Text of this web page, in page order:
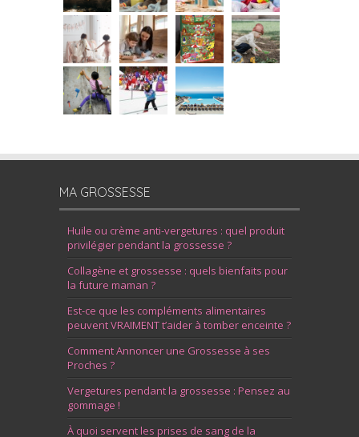
MA GROSSESSE
Huile ou crème anti-vergetures : quel produit
privilégier pendant la grossesse ?
Collagène et grossesse : quels bienfaits pour
la future maman ?
Est-ce que les compléments alimentaires
peuvent VRAIMENT t’aider à tomber enceinte ?
Comment Annoncer une Grossesse à ses
Proches ?
Vergetures pendant la grossesse : Pensez au
gommage !
À quoi servent les prises de sang de la